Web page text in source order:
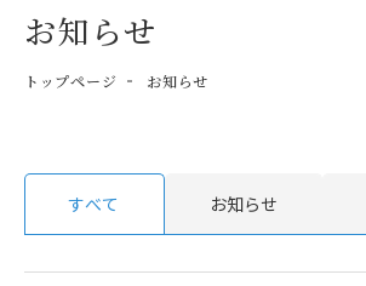
お知らせ
トップページ お知らせ
すべて お知らせ